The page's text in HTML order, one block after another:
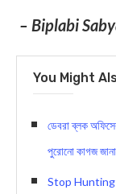
– Biplabi
You Might
ডেবরা ব্লক
পুরোনো কাগজ
Stop Hunting :